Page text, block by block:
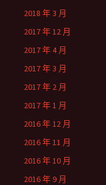
2018 年 3 月
2017 年 12 月
2017 年 4 月
2017 年 3 月
2017 年 2 月
2017 年 1 月
2016 年 12 月
2016 年 11 月
2016 年 10 月
2016 年 9 月